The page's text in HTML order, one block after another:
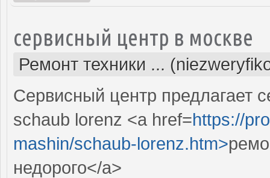
сервисный центр в москве
Ремонт техники ...
Сервисный центр предлагает
schaub lorenz <a href=https://
mashin/schaub-lorenz.htm>
недорого</a>